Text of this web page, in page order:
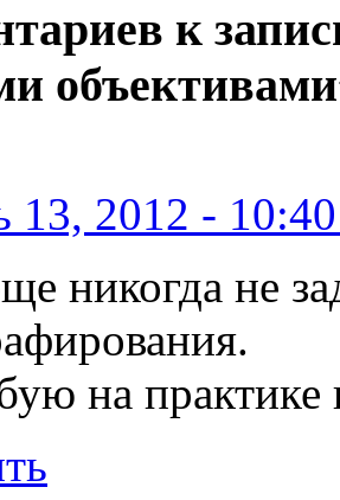
к
13, 2012 -
никогда не
на практике